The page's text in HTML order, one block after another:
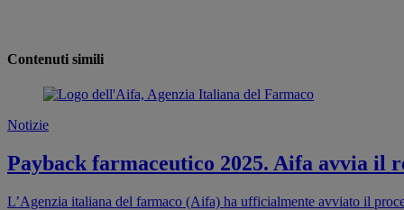
Contenuti simili
Notizie
Payback farmaceutico 2025. Aifa avvia
L’Agenzia italiana del farmaco (Aifa) ha ufficialmente avviato il